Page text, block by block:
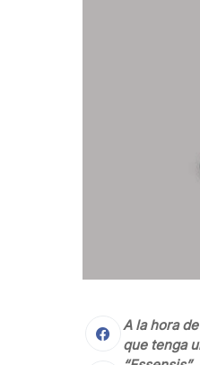
A la hora
que tenga